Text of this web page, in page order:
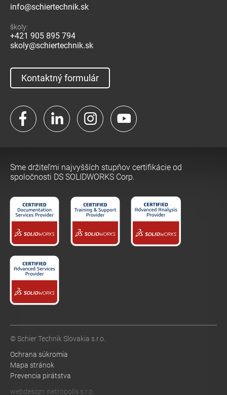
info@schiertechnik.sk
školy:
+421 905 895 794
skoly@schiertechnik.sk
Kontaktný formulár
FacebookLinkedIn Instagram
Sme držiteľmi najvyšších stupňov certifikácie od
spoločnosti DS SOLIDWORKS Corp.
© Schier Technik Slovakia s.r.o.
Ochrana súkromia
Mapa stránok
Prevencia pirátstva
webdesign: netropolis s.r.o.